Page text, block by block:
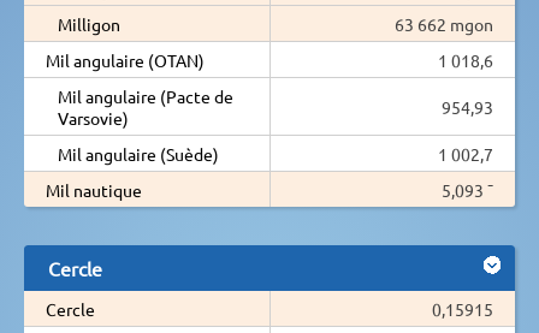
Milligon
63 662 mgon
Mil angulaire (OTAN)
1 018,6
Mil angulaire (Pacte de
Varsovie)
954,93
Mil angulaire (Suède)
1 002,7
Mil nautique
5,093 ¯
Cercle
Cercle
0,15915